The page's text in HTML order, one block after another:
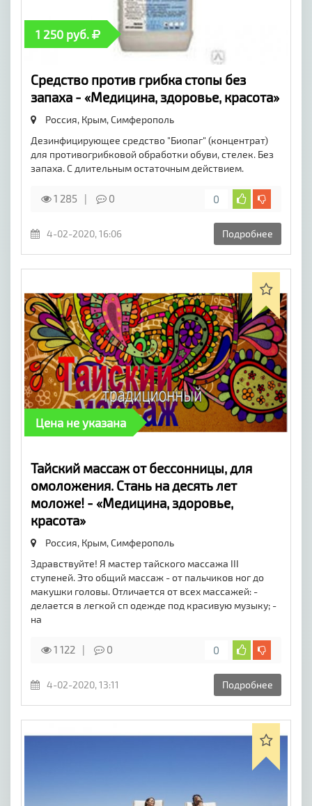
1 250 руб.
Средство против грибка стопы без
запаха - «Медицина, здоровье, красота»
Россия, Крым,Симферополь
Дезинфицирующее средство "Биопаг" (концентрат)
для противогрибковой обработки обуви, стелек. Без
запаха. С длительным остаточным действием.
1 285 0 0
4-02-2020, 16:06 Подробнее
Цена не указана
Тайский массаж от бессонницы, для
омоложения. Стань на десять лет
моложе! - «Медицина, здоровье,
красота»
Россия, Крым,Симферополь
Здравствуйте! Я мастер тайского массажа III
ступеней. Это общий массаж - от пальчиков ног до
макушки головы. Отличается от всех массажей: -
делается в легкой сп одежде под красивую музыку; -
на
1 122 0 0
4-02-2020, 13:11 Подробнее